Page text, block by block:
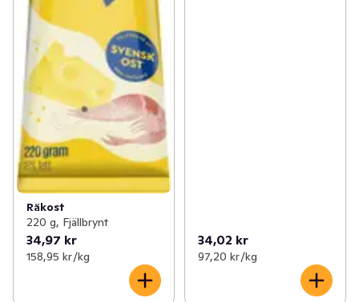
Räkost
220 g, Fjällbrynt
34,97 kr
158,95 kr /kg
34,02 kr
97,20 kr /kg